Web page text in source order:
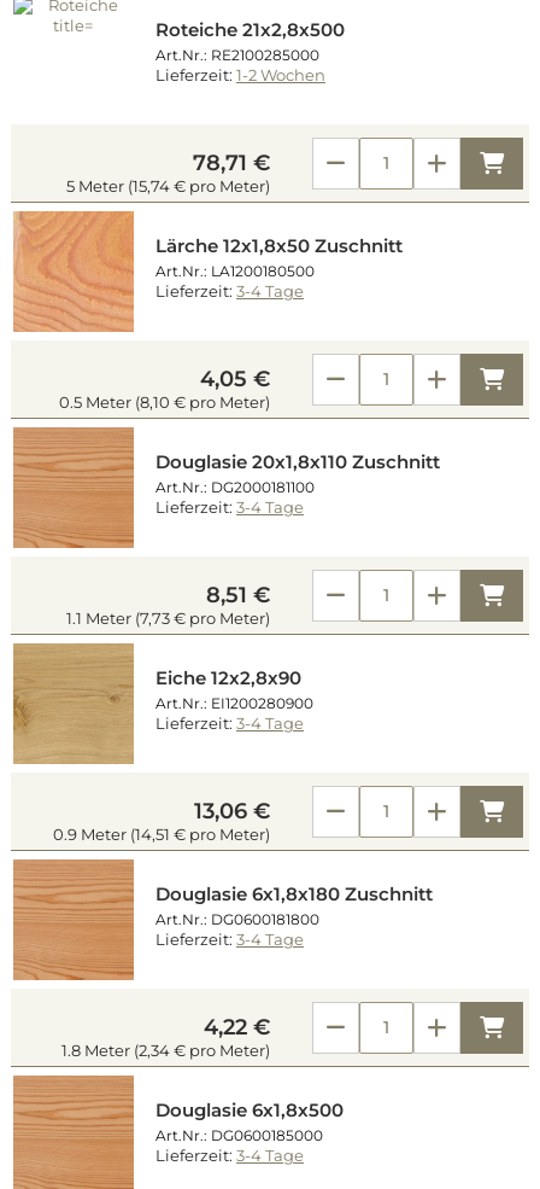
Roteiche 21x2,8x500
Art.Nr.: RE2100285000
Lieferzeit: 1-2 Wochen
78,71 €
5 Meter (15,74 € pro Meter)
Lärche 12x1,8x50 Zuschnitt
Art.Nr.: LA1200180500
Lieferzeit: 3-4 Tage
4,05 €
0.5 Meter (8,10 € pro Meter)
Douglasie 20x1,8x110 Zuschnitt
Art.Nr.: DG2000181100
Lieferzeit: 3-4 Tage
8,51 €
1.1 Meter (7,73 € pro Meter)
Eiche 12x2,8x90
Art.Nr.: EI1200280900
Lieferzeit: 3-4 Tage
13,06 €
0.9 Meter (14,51 € pro Meter)
Douglasie 6x1,8x180 Zuschnitt
Art.Nr.: DG0600181800
Lieferzeit: 3-4 Tage
4,22 €
1.8 Meter (2,34 € pro Meter)
Douglasie 6x1,8x500
Art.Nr.: DG0600185000
Lieferzeit: 3-4 Tage